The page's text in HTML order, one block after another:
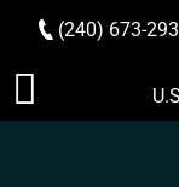
Saltar
(240) 673-